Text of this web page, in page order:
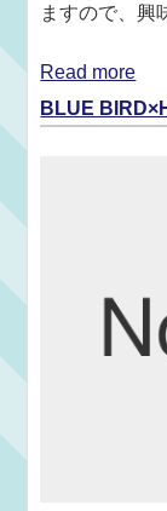
ますので、興
Read more
BLUE